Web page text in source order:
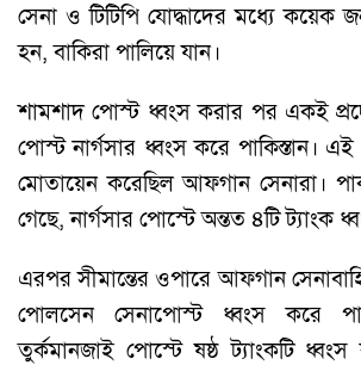
সেনা ও টিটিপি যোদ্ধাদের মধ্যে
হন, বাকিরা পালিয়ে যান।
শামশাদ পোস্ট ধ্বংস করার পর একই
পোস্ট নার্গসার ধ্বংস করে পাকিস্তান।
মোতায়েন করেছিল আফগান সেনারা।
গেছে, নার্গসার পোস্টে অন্তত ৪টি ট্যাংক
এরপর সীমান্তের ওপারে আফগান
পোলসেন সেনাপোস্ট ধ্বংস করে
তুর্কমানজাই পোস্টে ষষ্ঠ ট্যাংকটি